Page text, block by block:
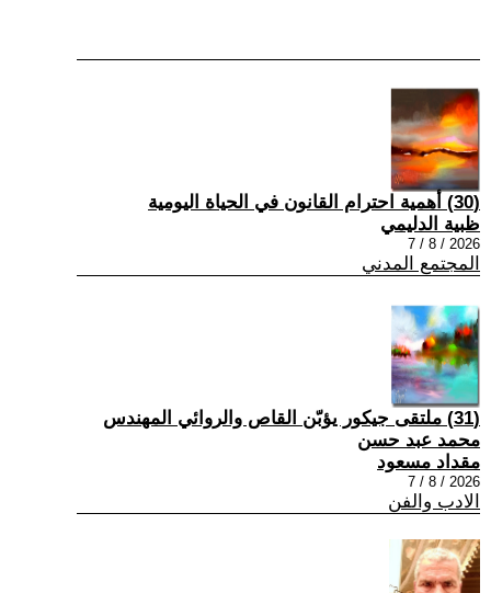
(30) أهمية احترام القانون في الحياة اليومية
ظبية الدليمي
2026 / 8 / 7
المجتمع المدني
(31) ملتقى جيكور يؤبّن القاص والروائي المهندس
محمد عبد حسن
مقداد مسعود
2026 / 8 / 7
الادب والفن